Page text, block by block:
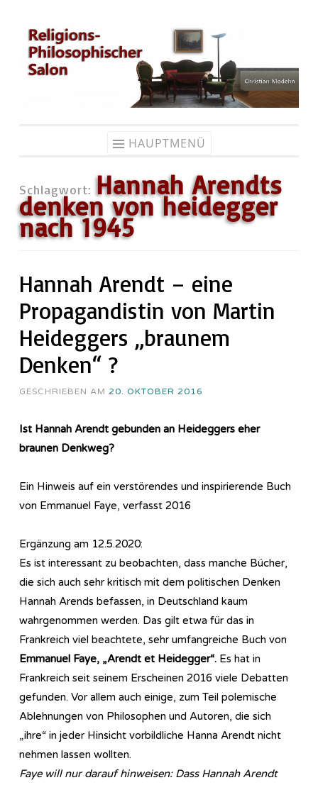
Zum
Inhalt
springen
HAUPTMENÜ
Schlagwort: Hannah Arendts
denken von heidegger
nach 1945
Hannah Arendt – eine
Propagandistin von Martin
Heideggers „braunem
Denken“ ?
GESCHRIEBEN AM 20. OKTOBER 2016
Ist Hannah Arendt gebunden an Heideggers eher
braunen Denkweg?
Ein Hinweis auf ein verstörendes und inspirierende Buch
von Emmanuel Faye, verfasst 2016
Ergänzung am 12.5.2020:
Es ist interessant zu beobachten, dass manche Bücher,
die sich auch sehr kritisch mit dem politischen Denken
Hannah Arends befassen, in Deutschland kaum
wahrgenommen werden. Das gilt etwa für das in
Frankreich viel beachtete, sehr umfangreiche Buch von
Emmanuel Faye, „Arendt et Heidegger“. Es hat in
Frankreich seit seinem Erscheinen 2016 viele Debatten
gefunden. Vor allem auch einige, zum Teil polemische
Ablehnungen von Philosophen und Autoren, die sich
„ihre“ in jeder Hinsicht vorbildliche Hanna Arendt nicht
nehmen lassen wollten.
Faye will nur darauf hinweisen: Dass Hannah Arendt